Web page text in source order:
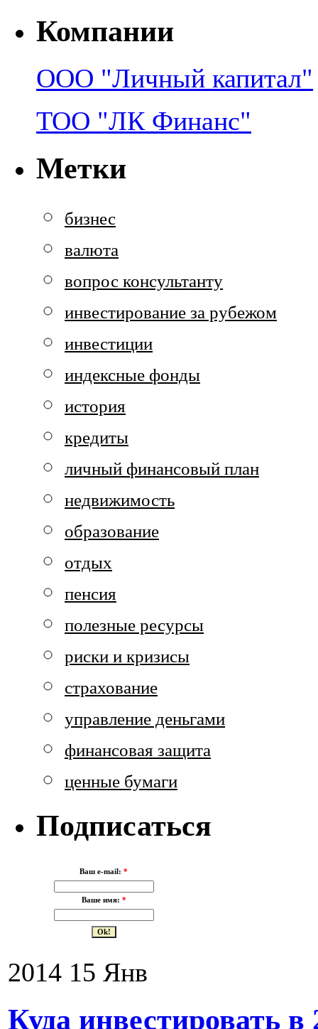
Компании
ООО "Личный капитал"
ТОО "ЛК Финанс"
Метки
бизнес
валюта
вопрос консультанту
инвестирование за рубежом
инвестиции
индексные фонды
история
кредиты
личный финансовый план
недвижимость
образование
отдых
пенсия
полезные ресурсы
риски и кризисы
страхование
управление деньгами
финансовая защита
ценные бумаги
Подписаться
Ваш e-mail: *
Ваше имя: *
2014 15 Янв
Куда инвестировать в